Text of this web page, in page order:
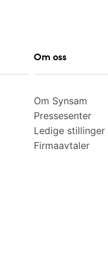
Om oss
Om Synsam
Pressesenter
Ledige stillinger
Firmaavtaler